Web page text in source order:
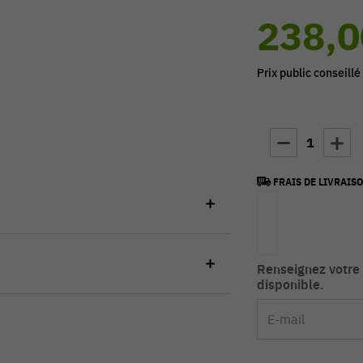
Prix public
1
FRAIS DE
Renseignez
disponible.